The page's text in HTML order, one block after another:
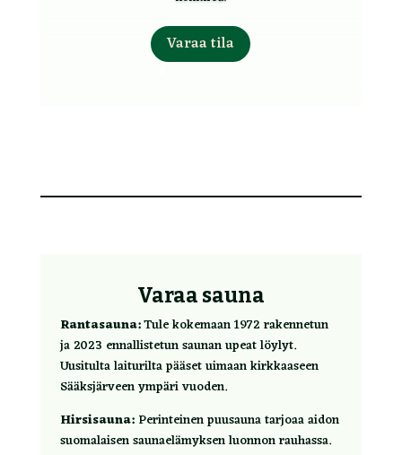
Varaa tila
Varaa sauna
Rantasauna:Tule kokemaan 1972 rakennetun
ja 2023 ennallistetun saunan upeat löylyt.
Uusitulta laiturilta pääset uimaan kirkkaaseen
Sääksjärveen ympäri vuoden.
Hirsisauna: Perinteinen puusauna tarjoaa aidon
suomalaisen saunaelämyksen luonnon rauhassa.